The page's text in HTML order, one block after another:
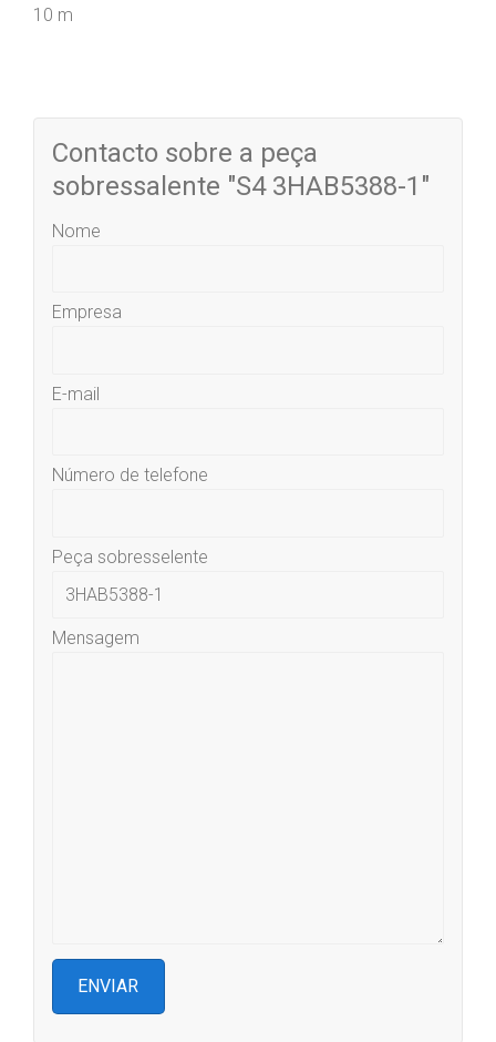
10 m
Contacto sobre a peça
sobressalente "S4 3HAB5388-1"
Nome
Empresa
E-mail
Número de telefone
Peça sobresselente
Mensagem